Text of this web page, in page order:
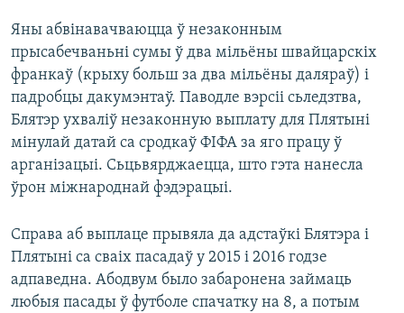
Яны абвінавачваюцца ў незаконным
прысабечваньні сумы ў два мільёны швайцарскіх
франкаў (крыху больш за два мільёны даляраў) і
падробцы дакумэнтаў. Паводле вэрсіі сьледзтва,
Блятэр ухваліў незаконную выплату для Плятыні
мінулай датай са сродкаў ФІФА за яго працу ў
арганізацыі. Сьцьвярджаецца, што гэта нанесла
ўрон міжнароднай фэдэрацыі.
Справа аб выплаце прывяла да адстаўкі Блятэра і
Плятыні са сваіх пасадаў у 2015 і 2016 годзе
адпаведна. Абодвум было забаронена займаць
любыя пасады ў футболе спачатку на 8, а потым